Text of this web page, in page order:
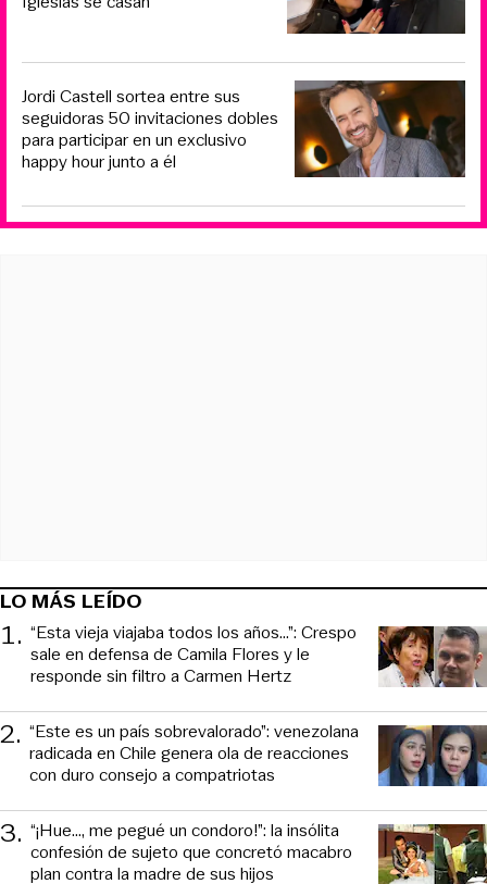
Jordi Castell sortea entre sus
seguidoras 50 invitaciones dobles
para participar en un exclusivo
happy hour junto a él
LO MÁS LEÍDO
1. “Esta vieja viajaba todos los años...”: Crespo
sale en defensa de Camila Flores y le
responde sin filtro a Carmen Hertz
2. “Este es un país sobrevalorado”: venezolana
radicada en Chile genera ola de reacciones
con duro consejo a compatriotas
3. “¡Hue..., me pegué un condoro!”: la insólita
confesión de sujeto que concretó macabro
plan contra la madre de sus hijos